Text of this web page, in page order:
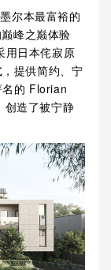
尔本最富裕的
峰之巅体验
用日本侘寂原
提供简约、宁
名的 Florian
造了被宁静